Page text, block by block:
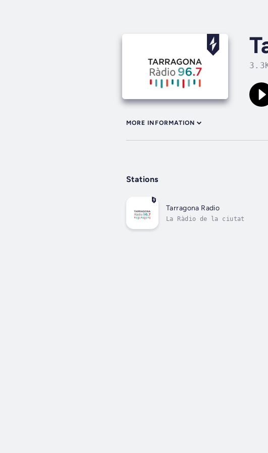
MORE INFORMATION
Stations
Tarragona Radio
La Ràdio de la ciutat